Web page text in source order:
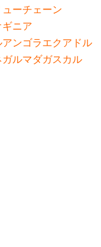
ーチェーン
ギニア
アンゴラ エクアドル
ガルマダガスカル